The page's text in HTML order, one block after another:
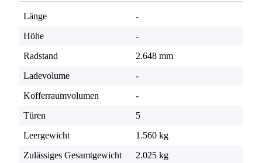
Länge
-
Höhe
-
Radstand
2.648 mm
Ladevolume
-
Kofferraumvolumen
-
Türen
5
Leergewicht
1.560 kg
Zulässiges Gesamtgewicht
2.025 kg